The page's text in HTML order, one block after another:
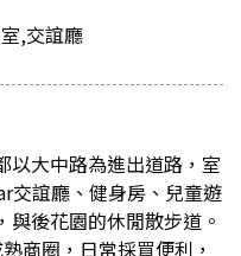
,交誼廳
以大中路為進出道路，室
交誼廳、健身房、兒童遊
後花園的休閒散步道。
商圈，日常採買便利，